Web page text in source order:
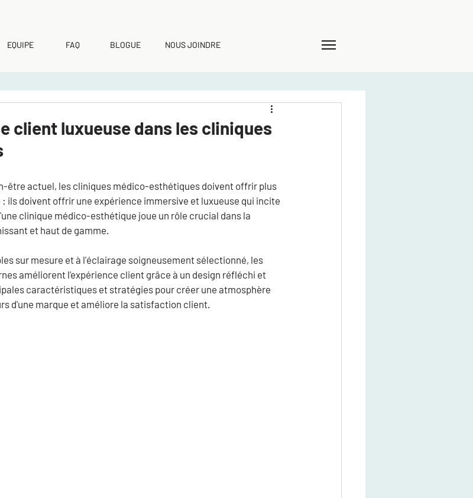
EQUIPE FAQ BLOGUE NOUS JOINDRE
client luxueuse dans les cliniques
être actuel, les cliniques médico-esthétiques doivent offrir plus
ils doivent offrir une expérience immersive et luxueuse qui incite
clinique médico-esthétique joue un rôle crucial dans la
et haut de gamme.
sur mesure et à l'éclairage soigneusement sélectionné, les
améliorent l'expérience client grâce à un design réfléchi et
caractéristiques et stratégies pour créer une atmosphère
d'une marque et améliore la satisfaction client.